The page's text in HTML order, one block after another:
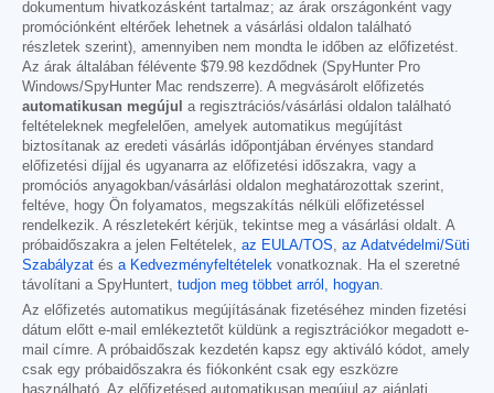
dokumentum hivatkozásként tartalmaz; az árak országonként vagy
promóciónként eltérőek lehetnek a vásárlási oldalon található
részletek szerint), amennyiben nem mondta le időben az előfizetést.
Az árak általában félévente $79.98 kezdődnek (SpyHunter Pro
Windows/SpyHunter Mac rendszerre). A megvásárolt előfizetés
automatikusan megújul
a regisztrációs/vásárlási oldalon található
feltételeknek megfelelően, amelyek automatikus megújítást
biztosítanak az eredeti vásárlás időpontjában érvényes standard
előfizetési díjjal és ugyanarra az előfizetési időszakra, vagy a
promóciós anyagokban/vásárlási oldalon meghatározottak szerint,
feltéve, hogy Ön folyamatos, megszakítás nélküli előfizetéssel
rendelkezik. A részletekért kérjük, tekintse meg a vásárlási oldalt. A
próbaidőszakra a jelen Feltételek, az EULA/TOS, az Adatvédelmi/Süti
Szabályzat és a Kedvezményfeltételek vonatkoznak. Ha el szeretné
távolítani a SpyHuntert, tudjon meg többet arról, hogyan.
Az előfizetés automatikus megújításának fizetéséhez minden fizetési
dátum előtt e-mail emlékeztetőt küldünk a regisztrációkor megadott e-
mail címre. A próbaidőszak kezdetén kapsz egy aktiváló kódot, amely
csak egy próbaidőszakra és fiókonként csak egy eszközre